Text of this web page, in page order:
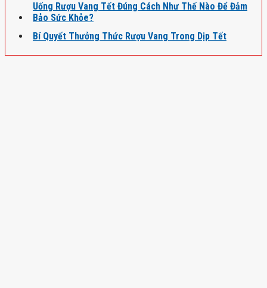
Uống Rượu Vang Tết Đúng Cách Như Thế Nào Để Đảm
Bảo Sức Khỏe?
Bí Quyết Thưởng Thức Rượu Vang Trong Dịp Tết